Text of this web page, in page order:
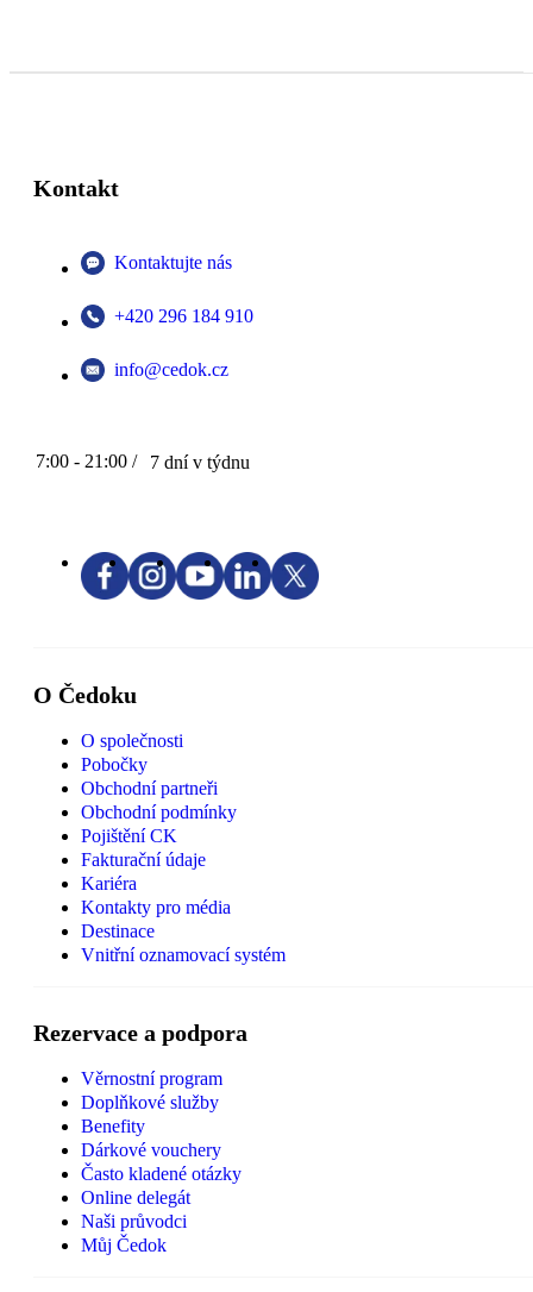
Kontakt
Kontaktujte nás
+420 296 184 910
info@cedok.cz
7:00 - 21:00 / 7 dní v týdnu
O Čedoku
O společnosti
Pobočky
Obchodní partneři
Obchodní podmínky
Pojištění CK
Fakturační údaje
Kariéra
Kontakty pro média
Destinace
Vnitřní oznamovací systém
Rezervace a podpora
Věrnostní program
Doplňkové služby
Benefity
Dárkové vouchery
Často kladené otázky
Online delegát
Naši průvodci
Můj Čedok